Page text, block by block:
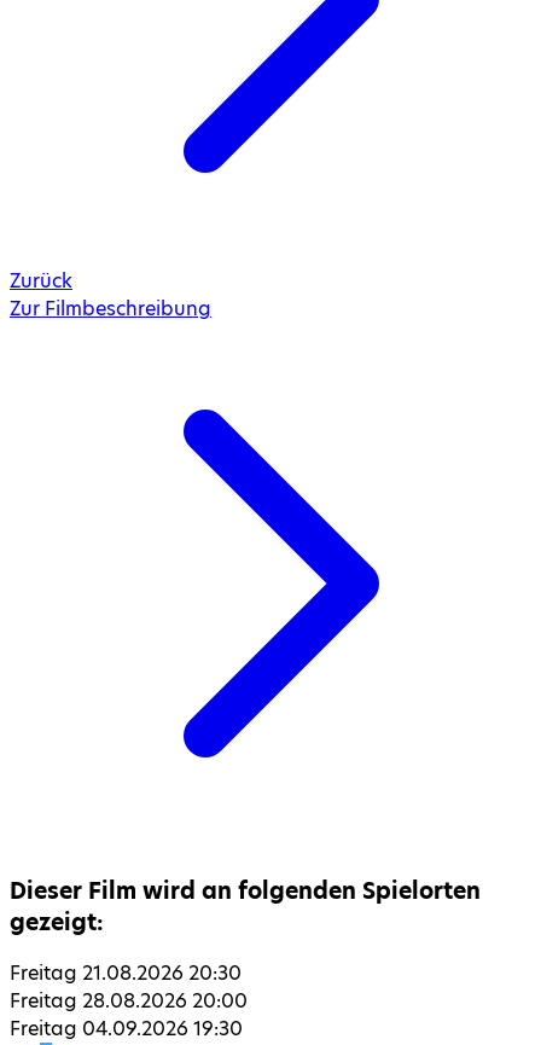
Zurück
Zur Filmbeschreibung
Dieser Film wird an folgenden Spielorten
gezeigt:
Freitag 21.08.2026 20:30
Freitag 28.08.2026 20:00
Freitag 04.09.2026 19:30